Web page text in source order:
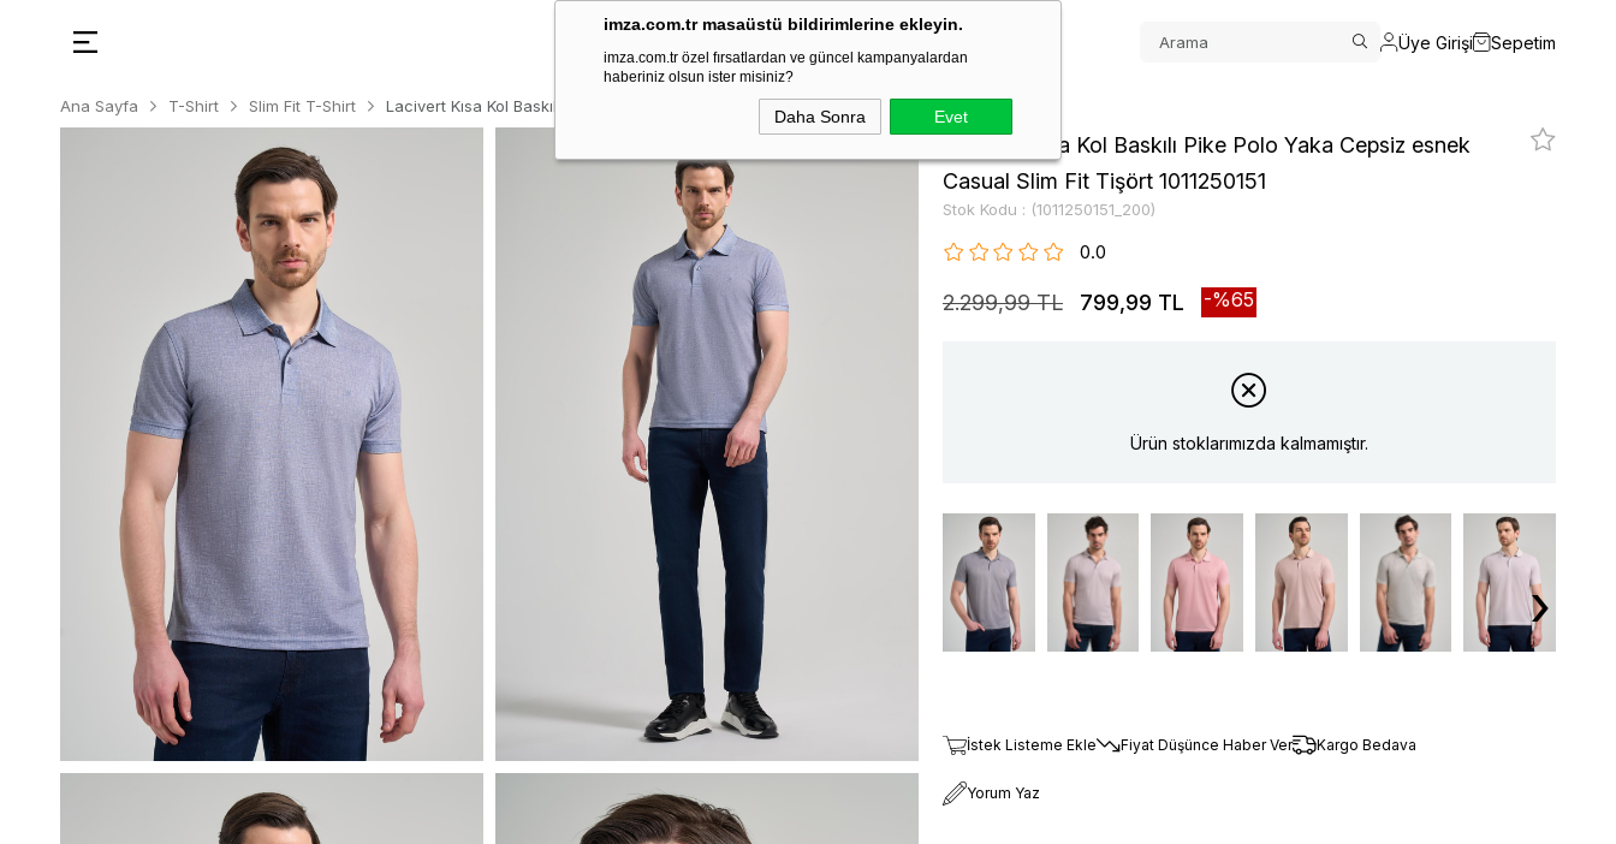
imza.com.tr masaüstü bildirimlerine ekleyin.
imza.com.tr özel fırsatlardan ve güncel kampanyalardan
haberiniz olsun ister misiniz?
Daha Sonra Evet
Üye Girişi Sepetim
Ana Sayfa T-Shirt Slim Fit T-Shirt Lacivert Kısa Kol Baskılı Pike Polo Yaka Cepsiz esnek Casual Slim Fit Tişört 1011250151
Lacivert Kısa Kol Baskılı Pike Polo Yaka Cepsiz esnek
Casual Slim Fit Tişört 1011250151
Stok Kodu (1011250151_200)
0.0
2.299,99 TL 799,99 TL 65
Ürün stoklarımızda kalmamıştır.
›
İstek Listeme Ekle Fiyat Düşünce Haber Ver Kargo Bedava
Yorum Yaz